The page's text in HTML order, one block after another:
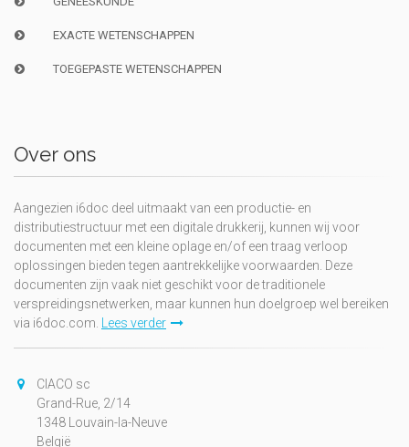
EXACTE WETENSCHAPPEN
TOEGEPASTE WETENSCHAPPEN
Over ons
Aangezien i6doc deel uitmaakt van een productie- en
distributiestructuur met een digitale drukkerij, kunnen wij voor
documenten met een kleine oplage en/of een traag verloop
oplossingen bieden tegen aantrekkelijke voorwaarden. Deze
documenten zijn vaak niet geschikt voor de traditionele
verspreidingsnetwerken, maar kunnen hun doelgroep wel bereiken
via i6doc.com. Lees verder
CIACO sc
Grand-Rue, 2/14
1348 Louvain-la-Neuve
België